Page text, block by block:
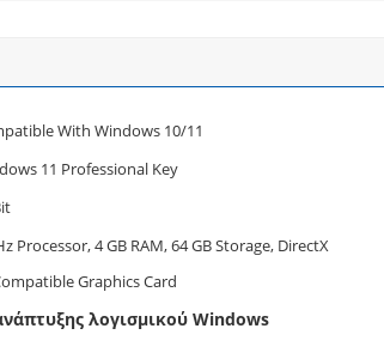
With Windows 10/11
11 Professional Key
Processor, 4 GB RAM, 64 GB Storage, DirectX
Graphics Card
λογισμικού Windows